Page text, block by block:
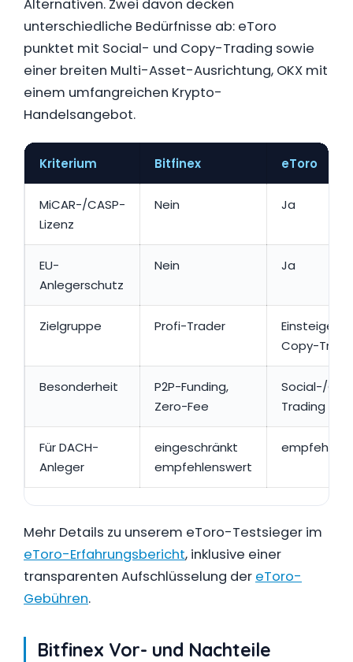
Alternativen. Zwei davon decken
unterschiedliche Bedürfnisse ab: eToro
punktet mit Social- und Copy-Trading sowie
einer breiten Multi-Asset-Ausrichtung, OKX mit
einem umfangreichen Krypto-
Handelsangebot.
Kriterium Bitfinex eToro
MiCAR-/CASP-
Lizenz
Nein Ja
EU-
Anlegerschutz
Nein Ja
Zielgruppe Profi-Trader
Einsteiger &
Copy-
Besonderheit
P2P-Funding,
Zero-Fee
Social-/
Trading
Für DACH-
Anleger
eingeschränkt
empfehlenswert
Mehr Details zu unserem eToro-Testsieger im
eToro-Erfahrungsbericht, inklusive einer
transparenten Aufschlüsselung der eToro-
Gebühren.
Bitfinex Vor- und Nachteile